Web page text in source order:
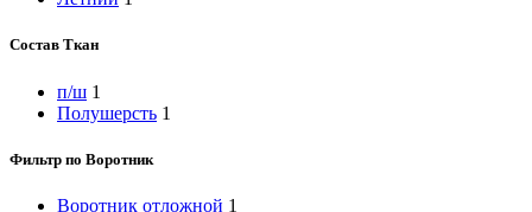
Состав Ткан
п/ш 1
Полушерсть 1
Фильтр по Воротник
Воротник отложной 1